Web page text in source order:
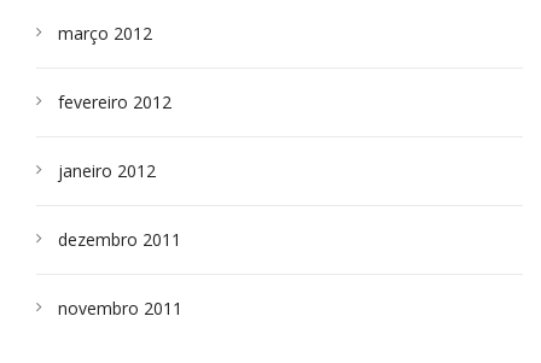
março 2012
fevereiro 2012
janeiro 2012
dezembro 2011
novembro 2011